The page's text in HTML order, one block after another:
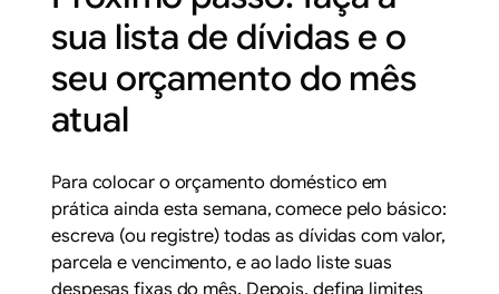
sua lista de dívidas e o
seu orçamento do mês
atual
Para colocar o orçamento doméstico em
prática ainda esta semana, comece pelo básico:
escreva (ou registre) todas as dívidas com valor,
parcela e vencimento, e ao lado liste suas
despesas fixas do mês. Depois, defina limites